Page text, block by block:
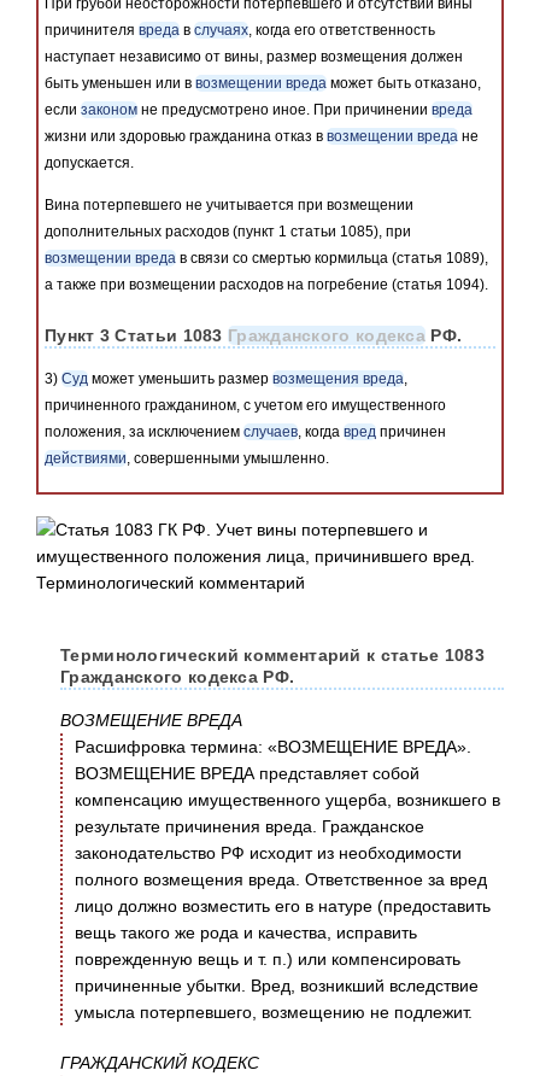
При грубой неосторожности потерпевшего и отсутствии вины
причинителя вреда в случаях, когда его ответственность
наступает независимо от вины, размер возмещения должен
быть уменьшен или в возмещении вреда может быть отказано,
если законом не предусмотрено иное. При причинении вреда
жизни или здоровью гражданина отказ в возмещении вреда не
допускается.
Вина потерпевшего не учитывается при возмещении
дополнительных расходов (пункт 1 статьи 1085), при
возмещении вреда в связи со смертью кормильца (статья 1089),
а также при возмещении расходов на погребение (статья 1094).
Пункт 3 Статьи 1083Гражданского кодекса РФ.
3) Суд может уменьшить размер возмещения вреда,
причиненного гражданином, с учетом его имущественного
положения, за исключением случаев, когда вред причинен
действиями, совершенными умышленно.
Терминологический комментарий к статье 1083
Гражданского кодекса РФ.
ВОЗМЕЩЕНИЕ ВРЕДА
Расшифровка термина: «ВОЗМЕЩЕНИЕ ВРЕДА».
ВОЗМЕЩЕНИЕ ВРЕДА представляет собой
компенсацию имущественного ущерба, возникшего в
результате причинения вреда. Гражданское
законодательство РФ исходит из необходимости
полного возмещения вреда. Ответственное за вред
лицо должно возместить его в натуре (предоставить
вещь такого же рода и качества, исправить
поврежденную вещь и т. п.) или компенсировать
причиненные убытки. Вред, возникший вследствие
умысла потерпевшего, возмещению не подлежит.
ГРАЖДАНСКИЙ КОДЕКС